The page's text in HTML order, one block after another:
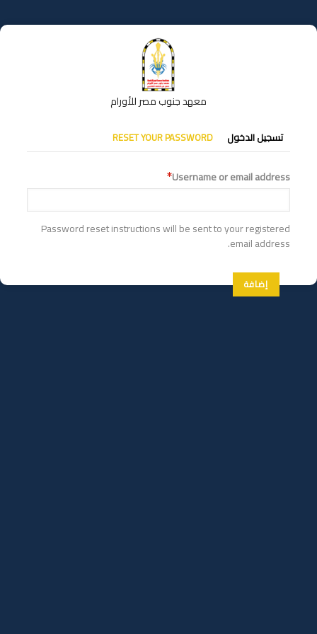
إلى
المحتوى
معهد جنوب مصر للأورام
التبويبات
الأساسية
تسجيل الدخول RESET YOUR PASSWORD
Username or email address
Password reset instructions will be sent to your registered
email address.